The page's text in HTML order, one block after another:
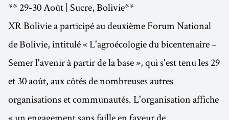
** 29-30 Août | Sucre, Bolivie**
XR Bolivie a participé au deuxième Forum National
de Bolivie, intitulé « L'agroécologie du bicentenaire –
Semer l'avenir à partir de la base », qui s'est tenu les 29
et 30 août, aux côtés de nombreuses autres
organisations et communautés. L'organisation affiche